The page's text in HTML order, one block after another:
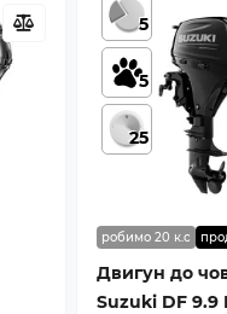
робимо 20 к.с
Двигун до
Suzuki DF 9.9
5
5
25